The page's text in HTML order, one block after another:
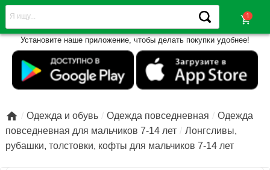
shopping_cart
Установите наше приложение, чтобы делать покупки удобнее!
 Одежда и обувь Одежда повседневная
Одежда
повседневная для мальчиков 7-14 лет
Лонгсливы,
рубашки, толстовки, кофты для мальчиков 7-14 лет